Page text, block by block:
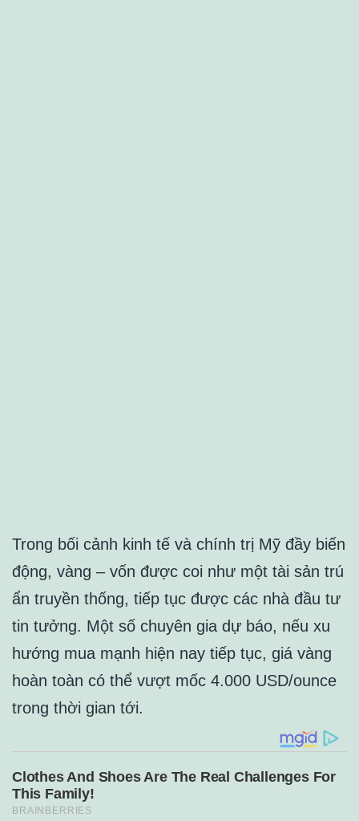
Trong bối cảnh kinh tế và chính trị Mỹ đầy biến
động, vàng – vốn được coi như một tài sản trú
ẩn truyền thống, tiếp tục được các nhà đầu tư
tin tưởng. Một số chuyên gia dự báo, nếu xu
hướng mua mạnh hiện nay tiếp tục, giá vàng
hoàn toàn có thể vượt mốc 4.000 USD/ounce
trong thời gian tới.